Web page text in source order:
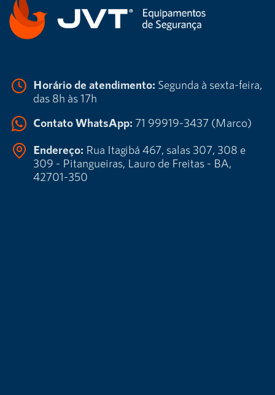
Horário de atendimento: Segunda à sexta-feira,
das 8h às 17h
Contato WhatsApp: 71 99919-3437 (Marco)
Endereço: Rua Itagibá 467, salas 307, 308 e
309 - Pitangueiras, Lauro de Freitas - BA,
42701-350